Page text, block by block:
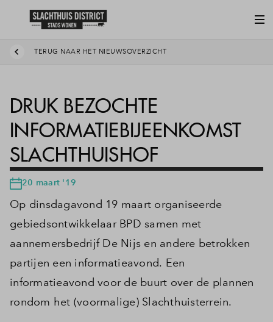
TERUG NAAR HET NIEUWSOVERZICHT
DRUK BEZOCHTE
INFORMATIEBIJEENKOMST
SLACHTHUISHOF
20 maart '19
Op dinsdagavond 19 maart organiseerde
gebiedsontwikkelaar BPD samen met
aannemersbedrijf De Nijs en andere betrokken
partijen een informatieavond. Een
informatieavond voor de buurt over de plannen
rondom het (voormalige) Slachthuisterrein.